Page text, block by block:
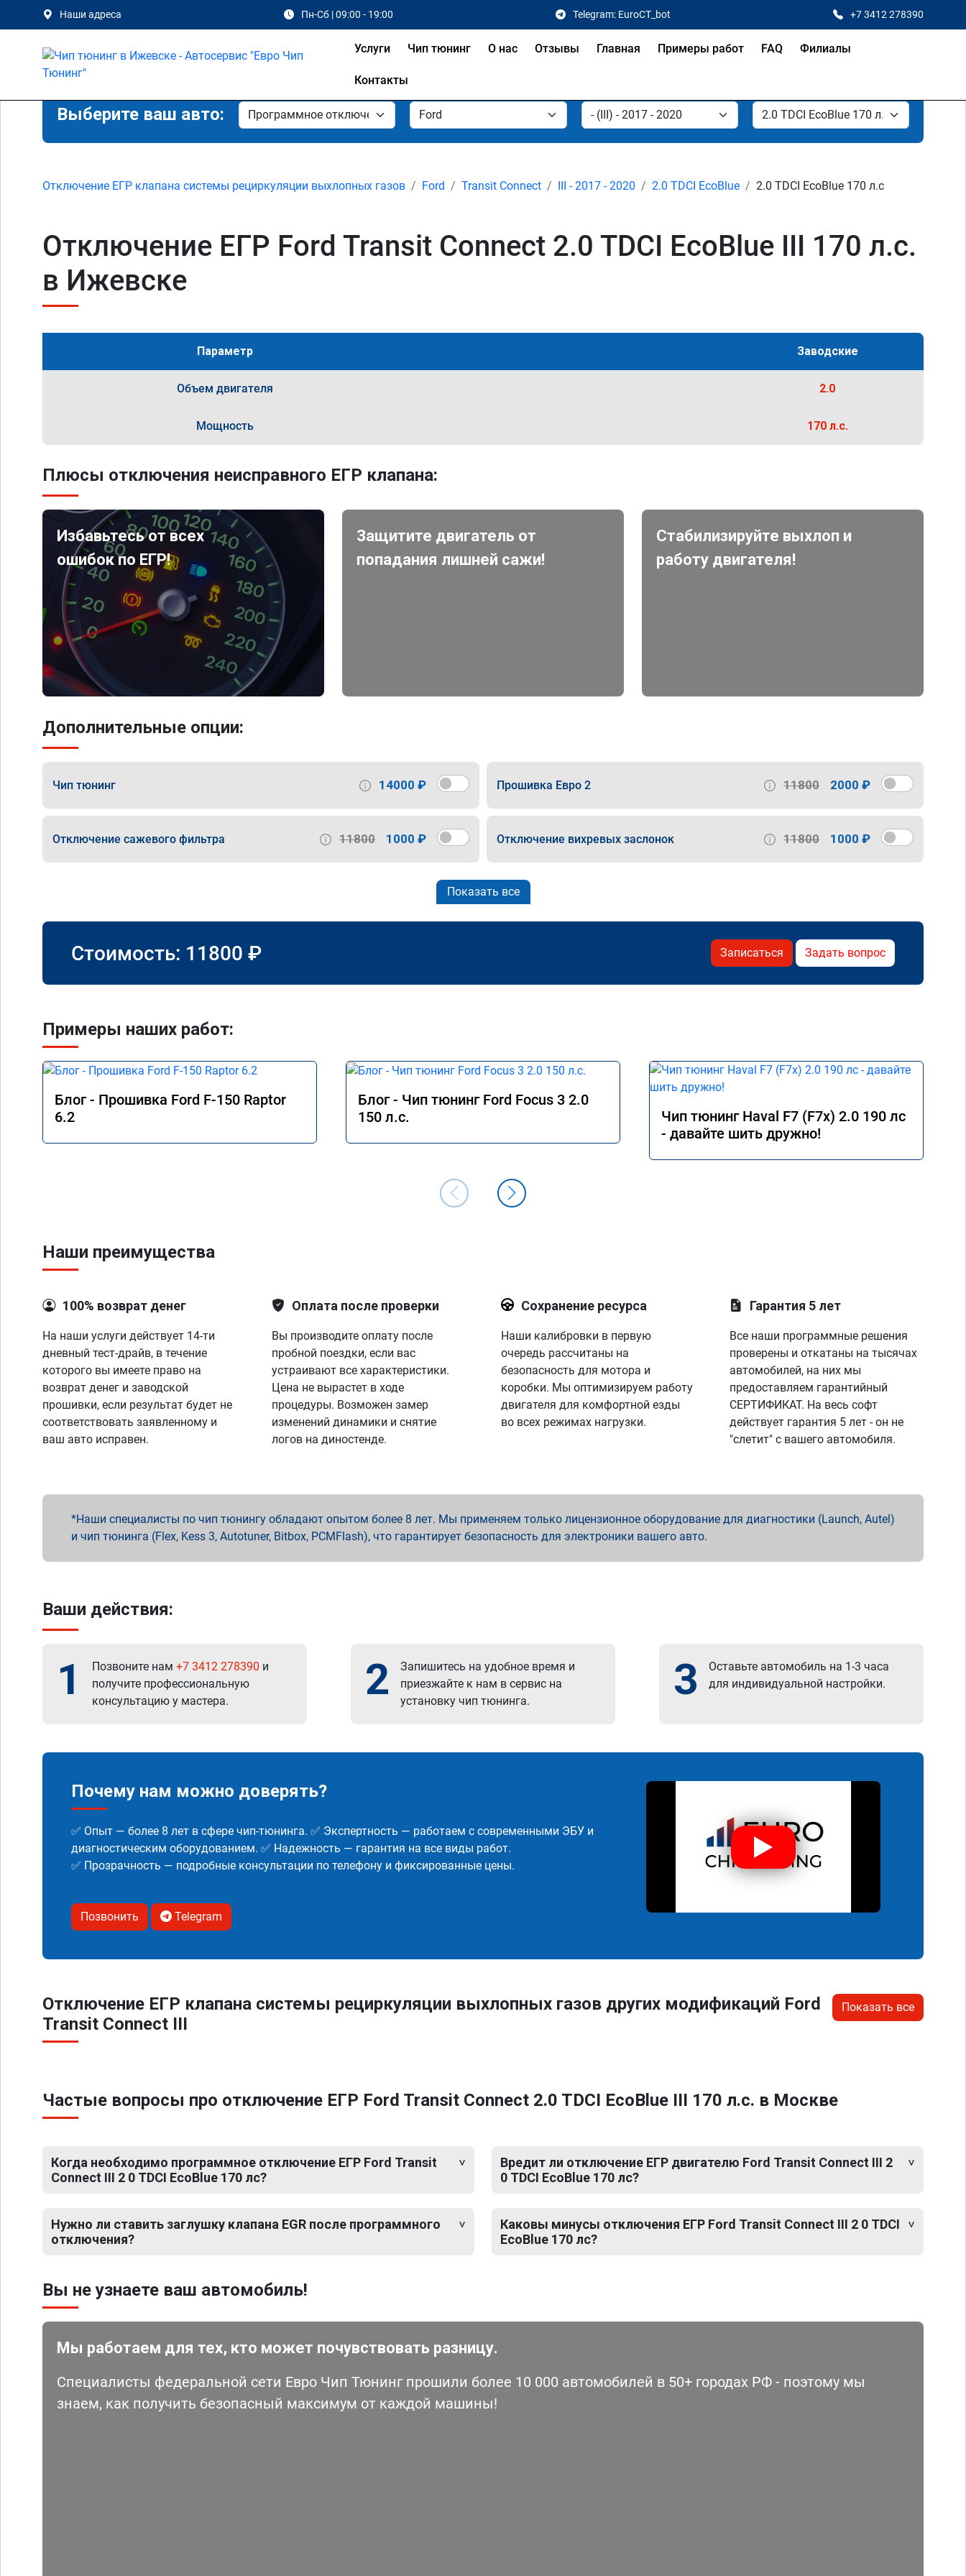
Наши адреса Пн-Сб | 09:00 - 19:00 Telegram: EuroCT_bot +7 3412 278390
Услуги Чип тюнинг О нас Отзывы Главная Примеры работ FAQ Филиалы
Контакты
Выберите ваш авто:
Отключение ЕГР клапана системы рециркуляции выхлопных газов Ford Transit Connect III - 2017 - 2020 2.0 TDCI EcoBlue 2.0 TDCI EcoBlue 170 л.с
Отключение ЕГР Ford Transit Connect 2.0 TDCI EcoBlue III 170 л.с.
в Ижевске
Параметр Заводские
Объем двигателя 2.0
Мощность 170 л.с.
Плюсы отключения неисправного ЕГР клапана:
Избавьтесь от всех
ошибок по ЕГР!
Защитите двигатель от
попадания лишней сажи!
Стабилизируйте выхлоп и
работу двигателя!
Дополнительные опции:
Чип тюнинг 14000 ₽ Прошивка Евро 2 11800 2000 ₽
Отключение сажевого фильтра 11800 1000 ₽ Отключение вихревых заслонок 11800 1000 ₽
Показать все
Стоимость: 11800 ₽ Записаться Задать вопрос
Примеры наших работ:
Блог - Прошивка Ford F-150 Raptor
6.2
Блог - Чип тюнинг Ford Focus 3 2.0
150 л.с.
Чип тюнинг Haval F7 (F7x) 2.0 190 лс
- давайте шить дружно!
Наши преимущества
100% возврат денег
На наши услуги действует 14-ти
дневный тест-драйв, в течение
которого вы имеете право на
возврат денег и заводской
прошивки, если результат будет не
соответствовать заявленному и
ваш авто исправен.
Оплата после проверки
Вы производите оплату после
пробной поездки, если вас
устраивают все характеристики.
Цена не вырастет в ходе
процедуры. Возможен замер
изменений динамики и снятие
логов на диностенде.
Сохранение ресурса
Наши калибровки в первую
очередь рассчитаны на
безопасность для мотора и
коробки. Мы оптимизируем работу
двигателя для комфортной езды
во всех режимах нагрузки.
Гарантия 5 лет
Все наши программные решения
проверены и откатаны на тысячах
автомобилей, на них мы
предоставляем гарантийный
СЕРТИФИКАТ. На весь софт
действует гарантия 5 лет - он не
"слетит" с вашего автомобиля.
Наши специалисты по чип тюнингу обладают опытом более 8 лет. Мы применяем только лицензионное оборудование для диагностики (Launch, Autel)
и чип тюнинга (Flex, Kess 3, Autotuner, Bitbox, PCMFlash), что гарантирует безопасность для электроники вашего авто.
Ваши действия:
1 Позвоните нам +7 3412 278390 и
получите профессиональную
консультацию у мастера.
2
Запишитесь на удобное время и
приезжайте к нам в сервис на
установку чип тюнинга.
3
Оставьте автомобиль на 1-3 часа
для индивидуальной настройки.
Почему нам можно доверять?
✅ Опыт — более 8 лет в сфере чип-тюнинга. ✅ Экспертность — работаем с современными ЭБУ и
диагностическим оборудованием. ✅ Надежность — гарантия на все виды работ.
✅ Прозрачность — подробные консультации по телефону и фиксированные цены.
Позвонить Telegram
Отключение ЕГР клапана системы рециркуляции выхлопных газов других модификаций Ford
Transit Connect III
Показать все
Частые вопросы про отключение ЕГР Ford Transit Connect 2.0 TDCI EcoBlue III 170 л.с. в Москве
Когда необходимо программное отключение ЕГР Ford Transit
Connect III 2 0 TDCI EcoBlue 170 лс?
Нужно ли ставить заглушку клапана EGR после программного
отключения?
Вредит ли отключение ЕГР двигателю Ford Transit Connect III 2
0 TDCI EcoBlue 170 лс?
Каковы минусы отключения ЕГР Ford Transit Connect III 2 0 TDCI
EcoBlue 170 лс?
Вы не узнаете ваш автомобиль!
Мы работаем для тех, кто может почувствовать разницу.
Специалисты федеральной сети Евро Чип Тюнинг прошили более 10 000 автомобилей в 50+ городах РФ - поэтому мы
знаем, как получить безопасный максимум от каждой машины!